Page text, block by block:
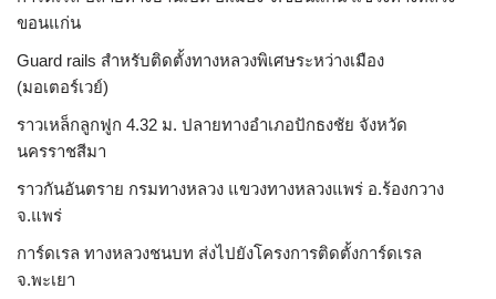
ขอนแก่น
Guard rails สำหรับติดตั้งทางหลวงพิเศษระหว่างเมือง
(มอเตอร์เวย์)
ราวเหล็กลูกฟูก 4.32 ม. ปลายทางอำเภอปักธงชัย จังหวัด
นครราชสีมา
ราวกันอันตราย กรมทางหลวง แขวงทางหลวงแพร่ อ.ร้องกวาง
จ.แพร่
การ์ดเรล ทางหลวงชนบท ส่งไปยังโครงการติดตั้งการ์ดเรล
จ.พะเยา